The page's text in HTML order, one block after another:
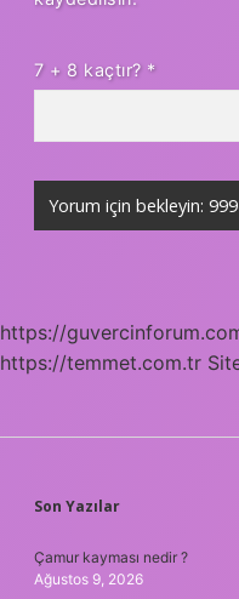
7 + 8 kaçtır? *
https://
https://temmet.com.tr
SIDEBAR
Son Yazılar
Çamur kayması nedir ?
Ağustos 9, 2026